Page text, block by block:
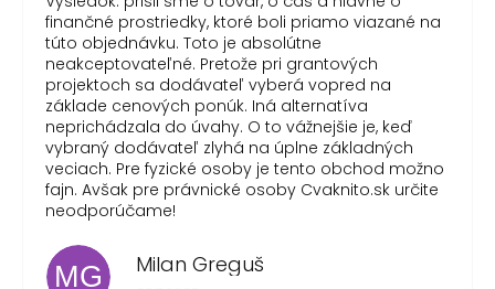
finančné prostriedky, ktoré boli priamo viazané na
túto objednávku. Toto je absolútne
neakceptovateľné. Pretože pri grantových
projektoch sa dodávateľ vyberá vopred na
základe cenových ponúk. Iná alternatíva
neprichádzala do úvahy. O to vážnejšie je, keď
vybraný dodávateľ zlyhá na úplne základných
veciach. Pre fyzické osoby je tento obchod možno
fajn. Avšak pre právnické osoby Cvaknito.sk určite
neodporúčame!
MG Milan Greguš